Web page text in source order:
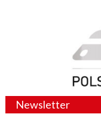
Newsletter